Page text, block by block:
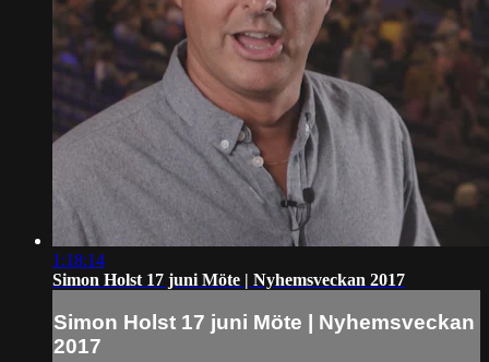
1:18:14
Simon Holst 17 juni Möte | Nyhemsveckan 2017
Simon Holst 17 juni Möte | Nyhemsveckan
2017